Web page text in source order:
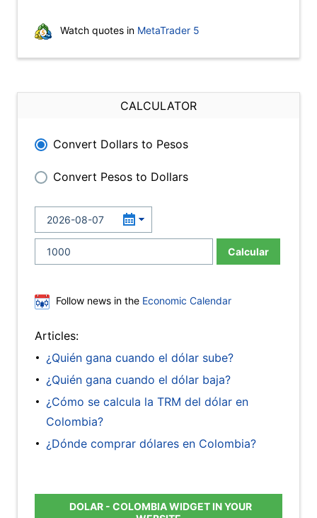
Watch quotes in MetaTrader 5
CALCULATOR
Convert Dollars to Pesos
Convert Pesos to Dollars
Calcular
Follow news in the Economic Calendar
Articles:
¿Quién gana cuando el dólar sube?
¿Quién gana cuando el dólar baja?
¿Cómo se calcula la TRM del dólar en
Colombia?
¿Dónde comprar dólares en Colombia?
DOLAR - COLOMBIA WIDGET IN YOUR